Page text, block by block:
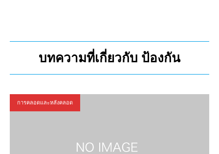
บทความที่เกี่ยวกับ ป้องกัน
การคลอดและหลังคลอด